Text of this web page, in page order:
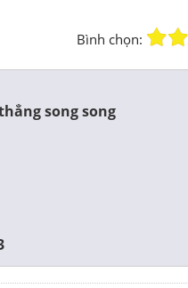
Bình chọn:
song song